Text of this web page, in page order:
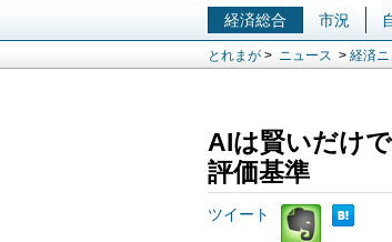
経済総合 市況
とれまが > ニュース > 経済
AIは賢いだけ
評価基準
ツイート